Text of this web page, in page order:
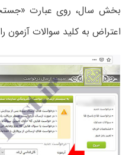
بخش سال، روی عبارت
اعتراض به کلید سوالات آزمون